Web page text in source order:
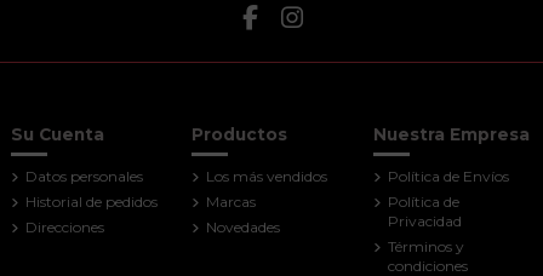
Su Cuenta
Datos personales
Historial de pedidos
Direcciones
Productos
Los más vendidos
Marcas
Novedades
Nuestra Empresa
Política de Envíos
Política de
Privacidad
Términos y
condiciones